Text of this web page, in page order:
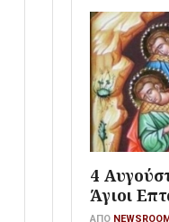
4
Άγιοι
ΑΠΌ NEWSROOM